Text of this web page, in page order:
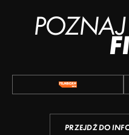
POZNAJ
PRZEJDŹ DO